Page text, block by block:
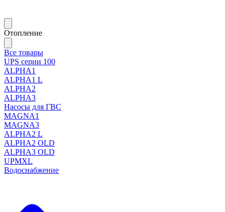
Отопление
Все товары
UPS серии 100
ALPHA1
ALPHA1 L
ALPHA2
ALPHA3
Насосы для ГВС
MAGNA1
MAGNA3
ALPHA2 L
ALPHA2 OLD
ALPHA3 OLD
UPMXL
Водоснабжение